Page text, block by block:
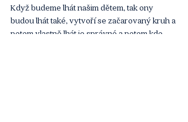
Když budeme lhát našim dětem, tak ony
budou lhát také, vytvoří se začarovaný kruh a
potom vlastně lhát je správné a potom kdo